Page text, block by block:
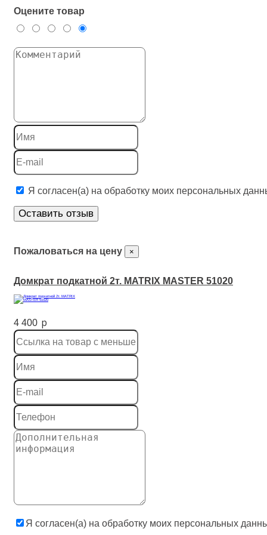
Оцените товар
Я согласен(а) на обработку моих персональных
Оставить отзыв
Пожаловаться на цену ×
Домкрат подкатной 2т. MATRIX MASTER 51020
4 400 p
Я согласен(а) на обработку моих персональных